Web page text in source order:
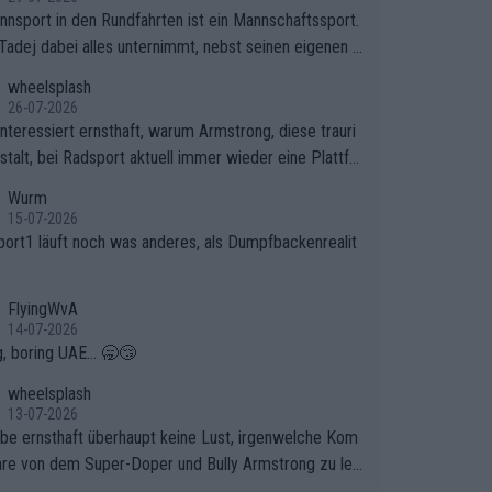
in den Rundfahrten ist ein Mannschaftssport.
dabei alles unternimmt, nebst seinen eigenen A
das ganze Team auch mental stark zu machen und
am Erfolg teilzuhaben, ist ihm ganz hoch anzurech
ist ein Zeichen weit über den Radsport hinaus.
wheelsplash
26-07-2026
ernsthaft, warum Armstrong, diese trauri
bei Radsport aktuell immer wieder eine Plattfo
Wurm
15-07-2026
läuft noch was anderes, als Dumpfbackenrealit
FlyingWvA
14-07-2026
boring UAE... 🥱😴
wheelsplash
13-07-2026
ernsthaft überhaupt keine Lust, irgenwelche Kom
von dem Super-Doper und Bully Armstrong zu les